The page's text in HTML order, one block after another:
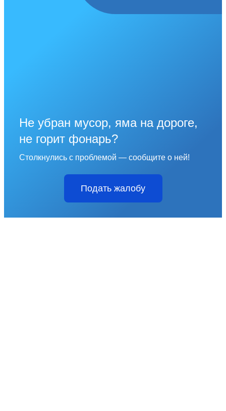
Не убран мусор, яма на дороге,
не горит фонарь?
Столкнулись с проблемой — сообщите о ней!
Подать жалобу